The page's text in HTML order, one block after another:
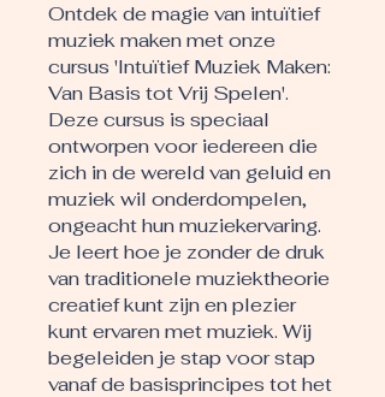
Ontdek de magie van intuïtief
muziek maken met onze
cursus 'Intuïtief Muziek Maken:
Van Basis tot Vrij Spelen'.
Deze cursus is speciaal
ontworpen voor iedereen die
zich in de wereld van geluid en
muziek wil onderdompelen,
ongeacht hun muziekervaring.
Je leert hoe je zonder de druk
van traditionele muziektheorie
creatief kunt zijn en plezier
kunt ervaren met muziek. Wij
begeleiden je stap voor stap
vanaf de basisprincipes tot het